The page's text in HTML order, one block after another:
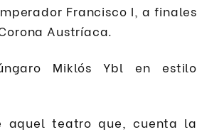
Francisco I, a finales
Austríaca.
Miklós Ybl en estilo
aquel teatro que, cuenta la